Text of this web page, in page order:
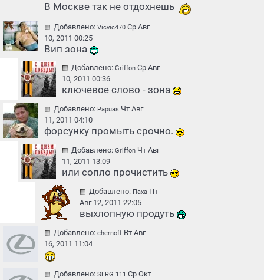
В Москве так не отдохнешь
Добавлено: Vicvic470 Ср Авг
10, 2011 00:25
Вип зона
Добавлено: Griffon Ср Авг
10, 2011 00:36
ключевое слово - зона
Добавлено: Papuas Чт Авг
11, 2011 04:10
форсунку промыть срочно.
Добавлено: Griffon Чт Авг
11, 2011 13:09
или сопло прочистить
Добавлено: Паха Пт
Авг 12, 2011 22:05
выхлопную продуть
Добавлено: chernoff Вт Авг
16, 2011 11:04
Добавлено: SERG 111 Ср Окт